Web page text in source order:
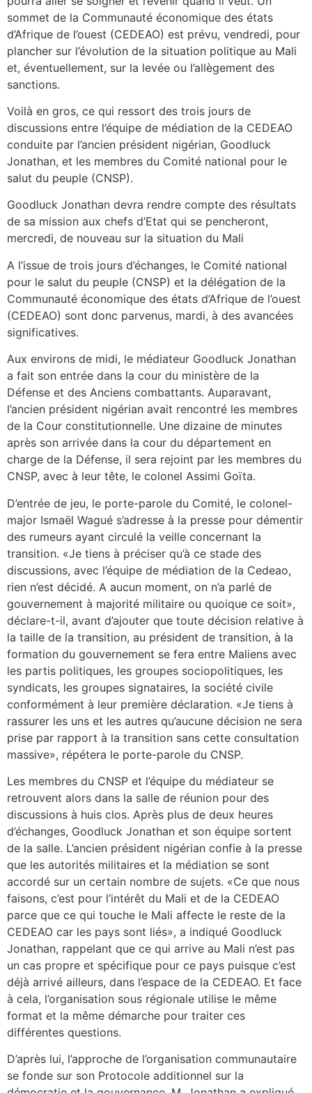
sommet de la Communauté économique des états
d’Afrique de l’ouest (CEDEAO) est prévu, vendredi, pour
plancher sur l’évolution de la situation politique au Mali
et, éventuellement, sur la levée ou l’allègement des
sanctions.
Voilà en gros, ce qui ressort des trois jours de
discussions entre l’équipe de médiation de la CEDEAO
conduite par l’ancien président nigérian, Goodluck
Jonathan, et les membres du Comité national pour le
salut du peuple (CNSP).
Goodluck Jonathan devra rendre compte des résultats
de sa mission aux chefs d’Etat qui se pencheront,
mercredi, de nouveau sur la situation du Mali
A l’issue de trois jours d’échanges, le Comité national
pour le salut du peuple (CNSP) et la délégation de la
Communauté économique des états d’Afrique de l’ouest
(CEDEAO) sont donc parvenus, mardi, à des avancées
significatives.
Aux environs de midi, le médiateur Goodluck Jonathan
a fait son entrée dans la cour du ministère de la
Défense et des Anciens combattants. Auparavant,
l’ancien président nigérian avait rencontré les membres
de la Cour constitutionnelle. Une dizaine de minutes
après son arrivée dans la cour du département en
charge de la Défense, il sera rejoint par les membres du
CNSP, avec à leur tête, le colonel Assimi Goïta.
D’entrée de jeu, le porte-parole du Comité, le colonel-
major Ismaël Wagué s’adresse à la presse pour démentir
des rumeurs ayant circulé la veille concernant la
transition. «Je tiens à préciser qu’à ce stade des
discussions, avec l’équipe de médiation de la Cedeao,
rien n’est décidé. A aucun moment, on n’a parlé de
gouvernement à majorité militaire ou quoique ce soit»,
déclare-t-il, avant d’ajouter que toute décision relative à
la taille de la transition, au président de transition, à la
formation du gouvernement se fera entre Maliens avec
les partis politiques, les groupes sociopolitiques, les
syndicats, les groupes signataires, la société civile
conformément à leur première déclaration. «Je tiens à
rassurer les uns et les autres qu’aucune décision ne sera
prise par rapport à la transition sans cette consultation
massive», répétera le porte-parole du CNSP.
Les membres du CNSP et l’équipe du médiateur se
retrouvent alors dans la salle de réunion pour des
discussions à huis clos. Après plus de deux heures
d’échanges, Goodluck Jonathan et son équipe sortent
de la salle. L’ancien président nigérian confie à la presse
que les autorités militaires et la médiation se sont
accordé sur un certain nombre de sujets. «Ce que nous
faisons, c’est pour l’intérêt du Mali et de la CEDEAO
parce que ce qui touche le Mali affecte le reste de la
CEDEAO car les pays sont liés», a indiqué Goodluck
Jonathan, rappelant que ce qui arrive au Mali n’est pas
un cas propre et spécifique pour ce pays puisque c’est
déjà arrivé ailleurs, dans l’espace de la CEDEAO. Et face
à cela, l’organisation sous régionale utilise le même
format et la même démarche pour traiter ces
différentes questions.
D’après lui, l’approche de l’organisation communautaire
se fonde sur son Protocole additionnel sur la